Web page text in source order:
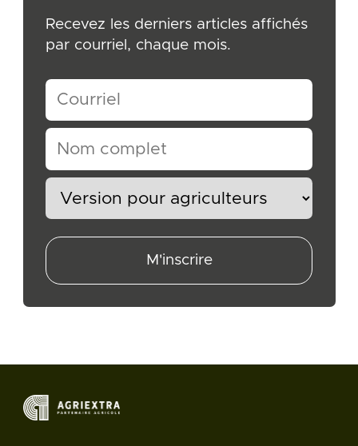
Recevez les derniers articles affichés
par courriel, chaque mois.
M'inscrire